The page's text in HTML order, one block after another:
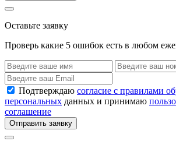
Оставьте заявку
Проверь какие 5 ошибок есть в любом
Подтверждаю согласие с правилами
персональных данных и принимаю
соглашение
Отправить заявку